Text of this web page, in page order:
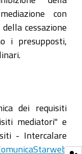
con
cessazione
i presupposti,
dei requisiti
mediatori" e
- Intercalare